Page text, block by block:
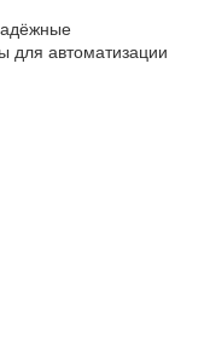
для автоматизации